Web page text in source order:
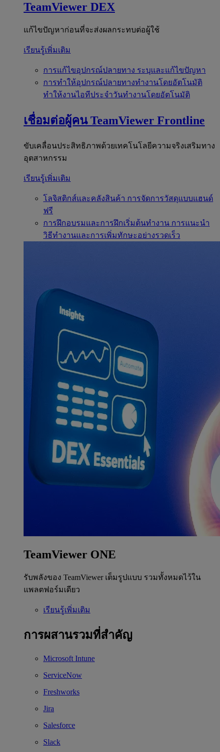
TeamViewer DEX
แก้ไขปัญหาก่อนที่จะส่งผลกระทบต่อผู้ใช้
เรียนรู้เพิ่มเติม
การแก้ไขอุปกรณ์ปลายทาง ระบุและแก้ไขปัญหา
การทำให้อุปกรณ์ปลายทางทำงานโดยอัตโนมัติ
ทำให้งานไอทีประจำวันทำงานโดยอัตโนมัติ
เชื่อมต่อผู้คน TeamViewer Frontline
ขับเคลื่อนประสิทธิภาพด้วยเทคโนโลยีความจริงเสริมทาง
อุตสาหกรรม
เรียนรู้เพิ่มเติม
โลจิสติกส์และคลังสินค้า การจัดการวัสดุแบบแฮนด์
ฟรี
การฝึกอบรมและการฝึกเริ่มต้นทำงาน การแนะนำ
วิธีทำงานและการเพิ่มทักษะอย่างรวดเร็ว
TeamViewer ONE
รับพลังของ TeamViewer เต็มรูปแบบ รวมทั้งหมดไว้ใน
แพลตฟอร์มเดียว
เรียนรู้เพิ่มเติม
การผสานรวมที่สำคัญ
Microsoft Intune
ServiceNow
Freshworks
Jira
Salesforce
Slack